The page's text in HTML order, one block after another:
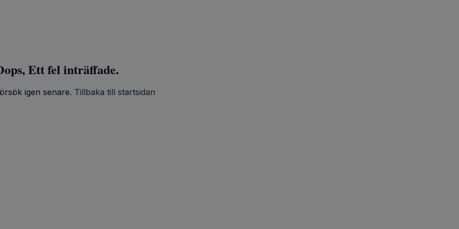
Ett fel inträffade.
igen senare. Tillbaka till startsidan